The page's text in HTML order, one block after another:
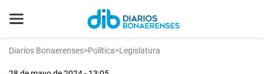
Diarios Bonaerenses>Política>Legislatura